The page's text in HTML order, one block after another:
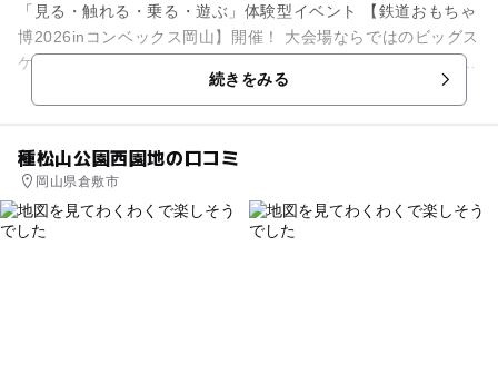
「見る・触れる・乗る・遊ぶ」体験型イベント 【鉄道おもちゃ
博2026inコンベックス岡山】開催！ 大会場ならではのビッグス
ケールで展示されるトイレール大ジオラマ＆タワーや 運転体
続きをみる
種松山公園西園地の口コミ
岡山県倉敷市